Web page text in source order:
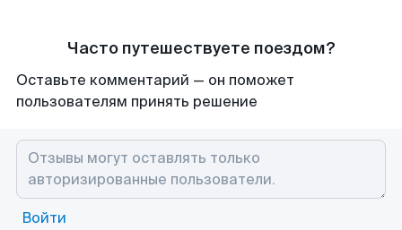
Часто путешествуете поездом?
Оставьте комментарий — он поможет
пользователям принять решение
Войти